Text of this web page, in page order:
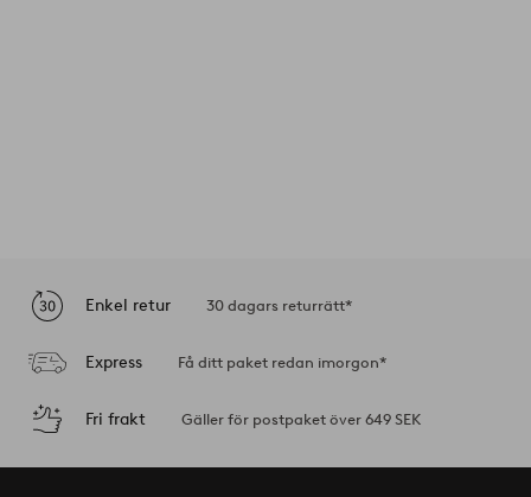
Enkel retur 30 dagars returrätt*
Express Få ditt paket redan imorgon*
Fri frakt Gäller för postpaket över 649 SEK